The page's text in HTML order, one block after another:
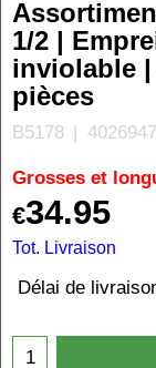
1/2 |
inviolable
pièces
B5178
Grosses et
€34.95
Tot. Livraison
Délai de